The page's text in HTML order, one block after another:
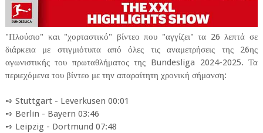
"Πλούσιο" και "χορταστικό" βίντεο που "αγγίζει" τα 26 λεπτά σε
διάρκεια με στιγμιότυπα από όλες τις αναμετρήσεις της 26ης
αγωνιστικής του πρωταθλήματος της Bundesliga 2024-2025. Τα
περιεχόμενα του βίντεο με την απαραίτητη χρονική σήμανση:
➺ Stuttgart - Leverkusen 00:01
➺ Berlin - Bayern 03:46
➺ Leipzig - Dortmund 07:48